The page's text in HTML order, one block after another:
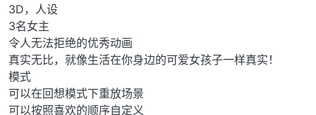
3D，人设
3名女主
令人无法拒绝的优秀动画
真实无比，就像生活在你身边的可爱女孩子一样真实！
模式
可以在回想模式下重放场景
可以按照喜欢的顺序自定义